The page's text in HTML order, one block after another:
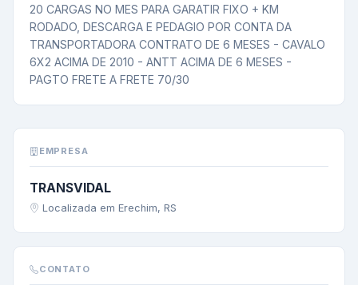
20 CARGAS NO MES PARA GARATIR FIXO + KM
RODADO, DESCARGA E PEDAGIO POR CONTA DA
TRANSPORTADORA CONTRATO DE 6 MESES - CAVALO
6X2 ACIMA DE 2010 - ANTT ACIMA DE 6 MESES -
PAGTO FRETE A FRETE 70/30
EMPRESA
TRANSVIDAL
Localizada em Erechim, RS
CONTATO